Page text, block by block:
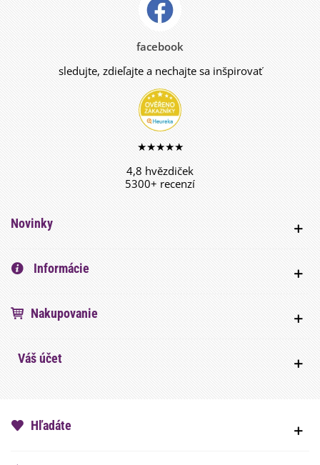
facebook
sledujte, zdieľajte a nechajte sa inšpirovať
★★★★★
4,8 hvězdiček
5300+ recenzí
Novinky
Informácie
Nakupovanie
Váš účet
Hľadáte